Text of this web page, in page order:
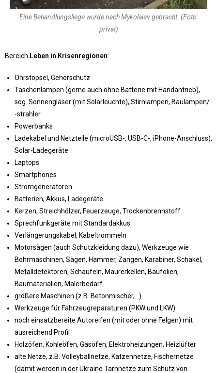
Eine Behandlungsliege wurde nach Mykolaiev gebracht. (Foto:
privat)
Bereich Leben in Krisenregionen:
Ohrstöpsel, Gehörschutz
Taschenlampen (gerne auch ohne Batterie mit Handantrieb),
sog. Sonnengläser (mit Solarleuchte), Stirnlampen, Baulampen/
-strahler
Powerbanks
Ladekabel und Netzteile (microUSB-, USB-C-, iPhone-Anschluss),
Solar-Ladegeräte
Laptops
Smartphones
Stromgeneratoren
Batterien, Akkus, Ladegeräte
Kerzen, Streichhölzer, Feuerzeuge, Trockenbrennstoff
Sprechfunkgeräte mit Standardakkus
Verlängerungskabel, Kabeltrommeln
Motorsägen (auch Schutzkleidung dazu), Werkzeuge wie
Bohrmaschinen, Sägen, Hammer, Zangen, Karabiner, Schäkel,
Metalldetektoren, Schaufeln, Maurerkellen, Baufolien,
Baumaterialien, Malerbedarf
größere Maschinen (z.B. Betonmischer,…)
Werkzeuge für Fahrzeugreparaturen (PKW und LKW)
noch einsatzbereite Autoreifen (mit oder ohne Felgen) mit
ausreichend Profil
Holzöfen, Kohleöfen, Gasöfen, Elektroheizungen, Heizlüfter
alte Netze, z.B. Volleyballnetze, Katzennetze, Fischernetze
(damit werden in der Ukraine Tarnnetze zum Schutz von